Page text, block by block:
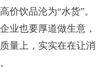
价饮品沦为“水货”。
业也要厚道做生意，
量上，实实在在让消